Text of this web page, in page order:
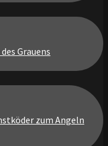
Grauens
zum Angeln